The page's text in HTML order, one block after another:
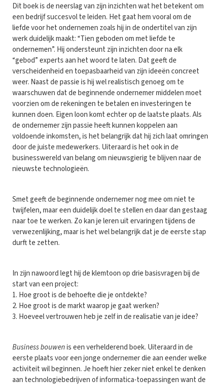
Dit boek is de neerslag van zijn inzichten wat het betekent om
een bedrijf succesvol te leiden. Het gaat hem vooral om de
liefde voor het ondernemen zoals hij in de ondertitel van zijn
werk duidelijk maakt: “Tien geboden om met liefde te
ondernemen”. Hij ondersteunt zijn inzichten door na elk
“gebod” experts aan het woord te laten. Dat geeft de
verscheidenheid en toepasbaarheid van zijn ideeën concreet
weer. Naast de passie is hij wel realistisch genoeg om te
waarschuwen dat de beginnende ondernemer middelen moet
voorzien om de rekeningen te betalen en investeringen te
kunnen doen. Eigen loon komt echter op de laatste plaats. Als
de ondernemer zijn passie heeft kunnen koppelen aan
voldoende inkomsten, is het belangrijk dat hij zich laat omringen
door de juiste medewerkers. Uiteraard is het ook in de
businesswereld van belang om nieuwsgierig te blijven naar de
nieuwste technologieën.
Smet geeft de beginnende ondernemer nog mee om niet te
twijfelen, maar een duidelijk doel te stellen en daar dan gestaag
naar toe te werken. Zo kan je leren uit ervaringen tijdens de
verwezenlijking, maar is het wel belangrijk dat je de eerste stap
durft te zetten.
In zijn nawoord legt hij de klemtoon op drie basisvragen bij de
start van een project:
1. Hoe groot is de behoefte die je ontdekte?
2. Hoe groot is de markt waarop je gaat werken?
3. Hoeveel vertrouwen heb je zelf in de realisatie van je idee?
Business bouwenis een verhelderend boek. Uiteraard in de
eerste plaats voor een jonge ondernemer die aan eender welke
activiteit wil beginnen. Je hoeft hier zeker niet enkel te denken
aan technologiebedrijven of informatica-toepassingen want de